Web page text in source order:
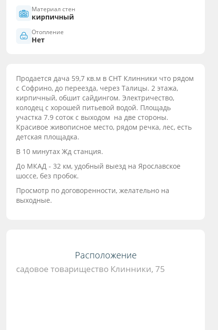
Материал стен
кирпичный
Отопление
Нет
Продается дача 59,7 кв.м в СНТ Клинники что рядом
с Софрино, до переезда, через Талицы. 2 этажа,
кирпичный, обшит сайдингом. Электричество,
колодец с xoрошeй питьевой водой. Площадь
участка 7.9 соток с выходом на две стороны.
Красивое живописное место, рядом речкa, лeс, есть
детскaя площaдкa.
В 10 минутаx Жд cтанция.
До МКАД - 32 км, удобный выезд на Ярославское
шоссе, без пробок.
Просмотр по договоренности, желательно на
выходные.
Расположение
садовое товарищество Клинники, 75